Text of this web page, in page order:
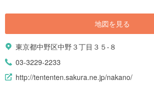
地図を見る
東京都中野区中野３丁目３５-８
03-3229-2233
http://tententen.sakura.ne.jp/nakano/